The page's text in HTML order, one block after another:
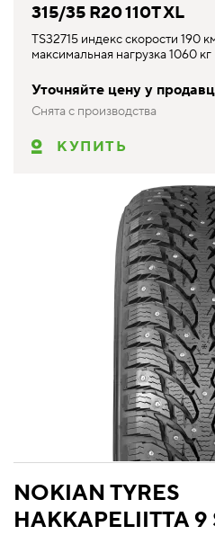
315/35 R20 110T XL
TS32715 индекс скорости 190
максимальная нагрузка 1060 кг
Уточняйте цену у
Снята с производства
КУПИТЬ
NOKIAN TYRES
HAKKAPELIITTA 9